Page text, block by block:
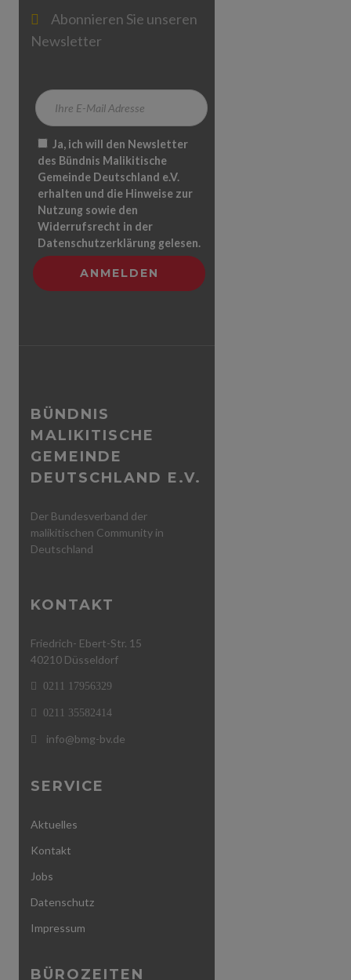
Abonnieren Sie unseren
Newsletter
Ja, ich will den Newsletter
des Bündnis Malikitische
Gemeinde Deutschland e.V.
erhalten und die Hinweise zur
Nutzung sowie den
Widerrufsrecht in der
Datenschutzerklärung gelesen.
BÜNDNIS
MALIKITISCHE
GEMEINDE
DEUTSCHLAND E.V.
Der Bundesverband der
malikitischen Community in
Deutschland
KONTAKT
Friedrich- Ebert-Str. 15
40210 Düsseldorf
0211 17956329
0211 35582414
info@bmg-bv.de
SERVICE
Aktuelles
Kontakt
Jobs
Datenschutz
Impressum
BÜROZEITEN